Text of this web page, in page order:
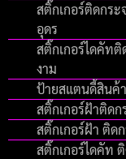
สติ๊กเกอร์ติดกร
อุดร
สติ๊กเกอร์ไดคัท
งาม
ป้ายสแตนดี้สินค้
สติ๊กเกอร์ฝ้าติด
สติ๊กเกอร์ฝ้า ติด
สติ๊กเกอร์ไดคัท